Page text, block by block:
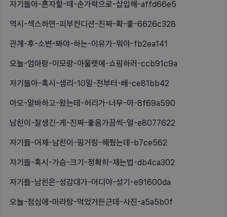
자기들아-혼자할-때-손가락으로-삽입해-affd66e5
역시-섹스하면-피부컨디션-진짜-확-좋-6626c328
관계-후-소변-봐야-하는-이유가-뭐야-fb2ea141
오늘-엄마랑-이모랑-아울렛에-쇼핑하러-ccb91c9a
자기들아-혹시-생리-10일-전부터-배-ce81bb42
아오-알바하고-왔는데-허리가-너무-아-8f69a590
남친이-잘생긴-게-진짜-좋음가끔씩-얼-e8077622
자기들-어제-남친이-핑거링-해줬는데-b7ce562
자기들-혹시-가슴-크기-정확히-재는법-db4ca302
자기들-남친은-성감대가-어디야-성기-e91600da
오늘-점심에-마라탕-먹었거든근데-사진-a5a5b0f